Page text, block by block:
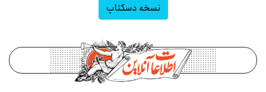
نسخه دسکتاپ